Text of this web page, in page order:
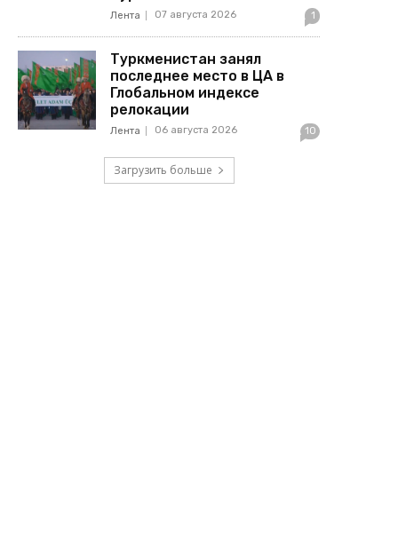
Лента 07 августа 2026 1
Туркменистан занял
последнее место в ЦА в
Глобальном индексе
релокации
Лента 06 августа 2026 10
Загрузить больше